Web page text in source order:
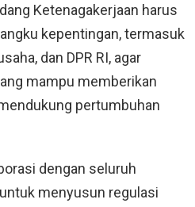
Ketenagakerjaan harus
kepentingan, termasuk
dan DPR RI, agar
mampu memberikan
pertumbuhan
dengan seluruh
menyusun regulasi